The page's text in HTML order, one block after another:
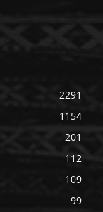
2291
1154
201
112
109
99